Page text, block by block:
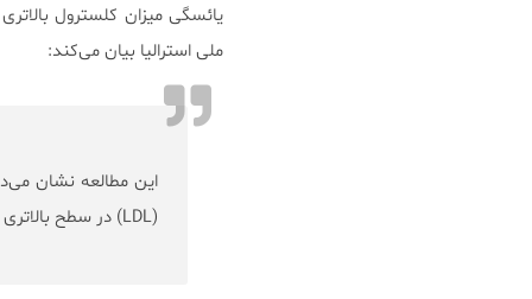
ملی استرالیا بیان می‌کند:
این مطالعه نشان
(LDL) در سطح بالاتری قرار دارد.